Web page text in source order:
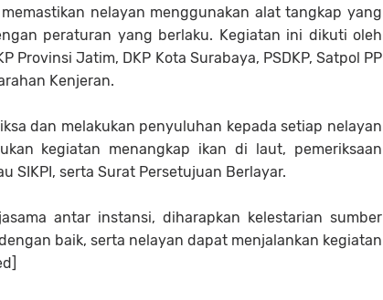
nelayan menggunakan alat tangkap yang
peraturan yang berlaku. Kegiatan ini dikuti oleh
Provinsi Jatim, DKP Kota Surabaya, PSDKP, Satpol PP
Kenjeran.
dan melakukan penyuluhan kepada setiap nelayan
kegiatan menangkap ikan di laut, pemeriksaan
SIKPI, serta Surat Persetujuan Berlayar.
antar instansi, diharapkan kelestarian sumber
baik, serta nelayan dapat menjalankan kegiatan